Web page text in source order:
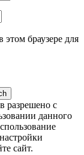
браузере для
разрешено с
данного
сайт.